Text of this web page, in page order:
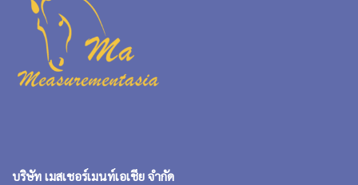
บริษัท เมสเชอร์เมนท์เอเชีย จำกัด